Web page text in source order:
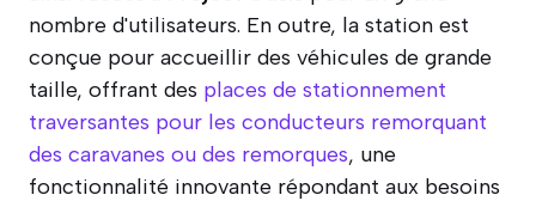
nombre d'utilisateurs. En outre, la station est
conçue pour accueillir des véhicules de grande
taille, offrant des places de stationnement
traversantes pour les conducteurs remorquant
des caravanes ou des remorques, une
fonctionnalité innovante répondant aux besoins